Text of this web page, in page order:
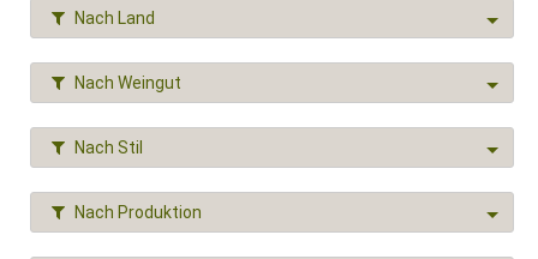
Nach Land
Nach Weingut
Nach Stil
Nach Produktion